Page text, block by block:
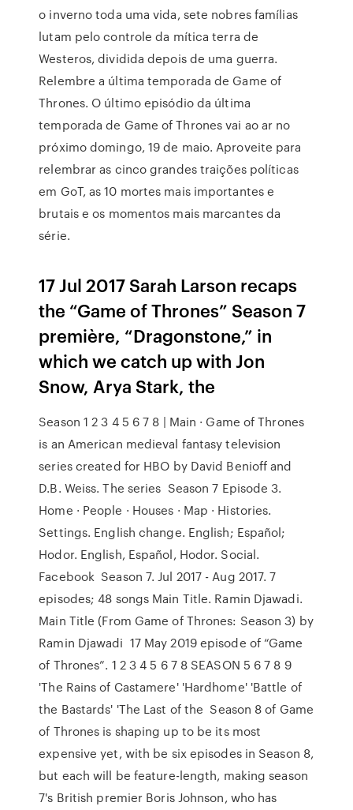
o inverno toda uma vida, sete nobres famílias
lutam pelo controle da mítica terra de
Westeros, dividida depois de uma guerra.
Relembre a última temporada de Game of
Thrones. O último episódio da última
temporada de Game of Thrones vai ao ar no
próximo domingo, 19 de maio. Aproveite para
relembrar as cinco grandes traições políticas
em GoT, as 10 mortes mais importantes e
brutais e os momentos mais marcantes da
série.
17 Jul 2017 Sarah Larson recaps
the “Game of Thrones” Season 7
première, “Dragonstone,” in
which we catch up with Jon
Snow, Arya Stark, the
Season 1 2 3 4 5 6 7 8 | Main · Game of Thrones
is an American medieval fantasy television
series created for HBO by David Benioff and
D.B. Weiss. The series Season 7 Episode 3.
Home · People · Houses · Map · Histories.
Settings. English change. English; Español;
Hodor. English, Español, Hodor. Social.
Facebook Season 7. Jul 2017 - Aug 2017. 7
episodes; 48 songs Main Title. Ramin Djawadi.
Main Title (From Game of Thrones: Season 3) by
Ramin Djawadi 17 May 2019 episode of “Game
of Thrones”. 1 2 3 4 5 6 7 8 SEASON 5 6 7 8 9
'The Rains of Castamere' 'Hardhome' 'Battle of
the Bastards' 'The Last of the Season 8 of Game
of Thrones is shaping up to be its most
expensive yet, with be six episodes in Season 8,
but each will be feature-length, making season
7's British premier Boris Johnson, who has